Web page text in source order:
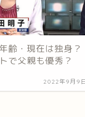
齢・現在は独身？
で父親も優秀？
2022年9月9